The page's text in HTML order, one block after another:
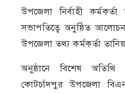
উপজেলা নির্বাহী
সভাপতিত্বে অনুষ্ঠিত
উপজেলা তথ্য কর্মকর্তা
অনুষ্ঠানে বিশেষ অতিথি
কোটচাঁদপুর উপজেলা